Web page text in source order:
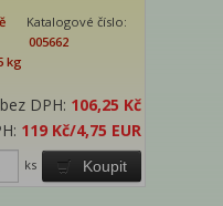
Katalogové číslo:
005662
kg
bez DPH: 106,25 Kč
119 Kč/4,75 EUR
Koupit
ks